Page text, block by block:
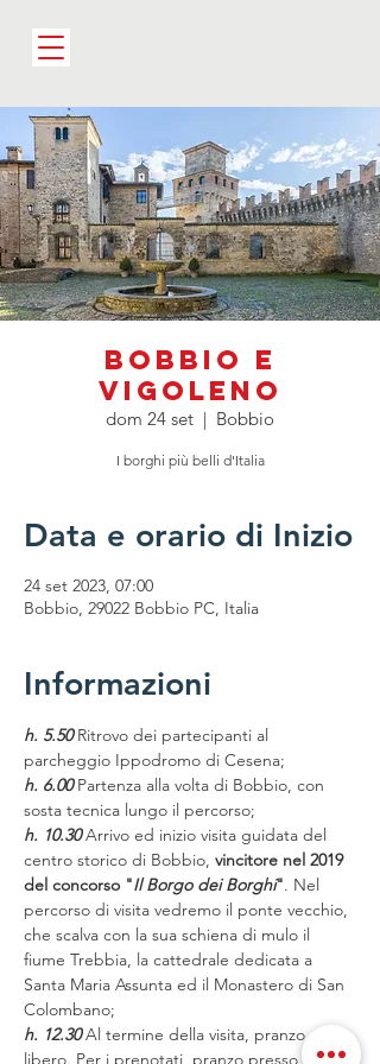
Bobbio e
Vigoleno
dom 24 set
  |
Bobbio
I borghi più belli d'Italia
Data e orario di Inizio
24 set 2023, 07:00
Bobbio, 29022 Bobbio PC, Italia
Informazioni
h. 5.50 Ritrovo dei partecipanti al
parcheggio Ippodromo di Cesena;
h. 6.00 Partenza alla volta di Bobbio, con
sosta tecnica lungo il percorso;
h. 10.30 Arrivo ed inizio visita guidata del
centro storico di Bobbio, vincitore nel 2019
del concorso "Il Borgo dei Borghi". Nel
percorso di visita vedremo il ponte vecchio,
che scalva con la sua schiena di mulo il
fiume Trebbia, la cattedrale dedicata a
Santa Maria Assunta ed il Monastero di San
Colombano;
h. 12.30 Al termine della visita, pranzo
libero. Per i prenotati, pranzo presso